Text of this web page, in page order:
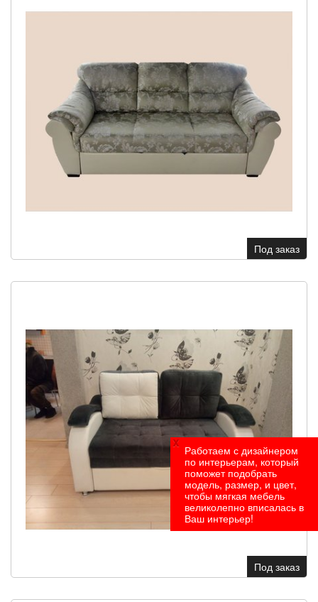
Под заказ
Под заказ
Работаем с дизайнером
по интерьерам, который
поможет подобрать
модель, размер, и цвет,
чтобы мягкая мебель
великолепно вписалась в
Ваш интерьер!
x